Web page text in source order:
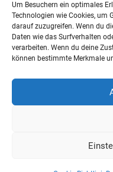
Um Besuchern ein optimales
Technologien wie Cookies, um
darauf zuzugreifen. Wenn du
Daten wie das Surfverhalten
verarbeiten. Wenn du deine
können bestimmte Merkmale
Westfalen
Sachsen-Anhalt
Universität Wald Zweiter
https://